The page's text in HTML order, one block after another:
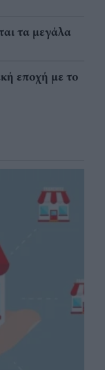
τα μεγάλα
εποχή με το